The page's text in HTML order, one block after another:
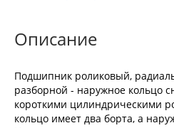
Описание
Подшипник роликовый,
разборной - наружное кольцо
короткими цилиндрическими
кольцо имеет два борта, а